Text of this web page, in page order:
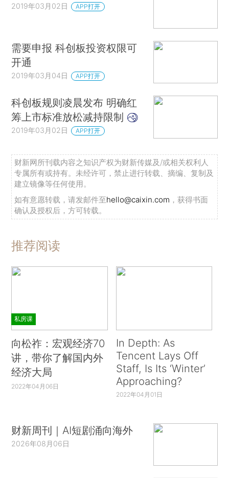
2019年03月02日 APP打开
需要申报 科创板投资权限可
开通
2019年03月04日 APP打开
科创板规则凌晨发布 明确红
筹上市标准放松减持限制
2019年03月02日 APP打开
财新网所刊载内容之知识产权为财新传媒及/或相关权利人
专属所有或持有。未经许可，禁止进行转载、摘编、复制及
建立镜像等任何使用。
如有意愿转载，请发邮件至hello@caixin.com ，获得书面
确认及授权后，方可转载。
推荐阅读
私房课
向松祚：宏观经济70
讲，带你了解国内外
经济大局
2022年04月06日
In Depth: As
Tencent Lays Off
Staff, Is Its ‘Winter’
Approaching?
2022年04月01日
财新周刊｜AI短剧涌向海外
2026年08月06日